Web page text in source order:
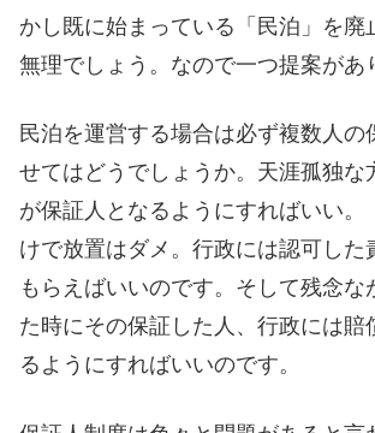
かし既に始まっている「民泊」を廃
無理でしょう。なので一つ提案があ
民泊を運営する場合は必ず複数人の
せてはどうでしょうか。天涯孤独な
が保証人となるようにすればいい。
けで放置はダメ。行政には認可した
もらえばいいのです。そして残念な
た時にその保証した人、行政には賠
るようにすればいいのです。